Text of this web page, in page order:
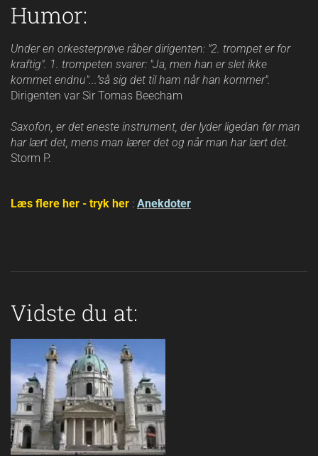
Humor:
Under en orkesterprøve råber dirigenten: "2. trompet er for
kraftig". 1. trompeten svarer: "Ja, men han er slet ikke
kommet endnu"..."så sig det til ham når han kommer".
Dirigenten var Sir Tomas Beecham
Saxofon, er det eneste instrument, der lyder ligedan før man
har lært det, mens man lærer det og når man har lært det.
Storm P.
Læs flere her - tryk her : Anekdoter
Vidste du at: